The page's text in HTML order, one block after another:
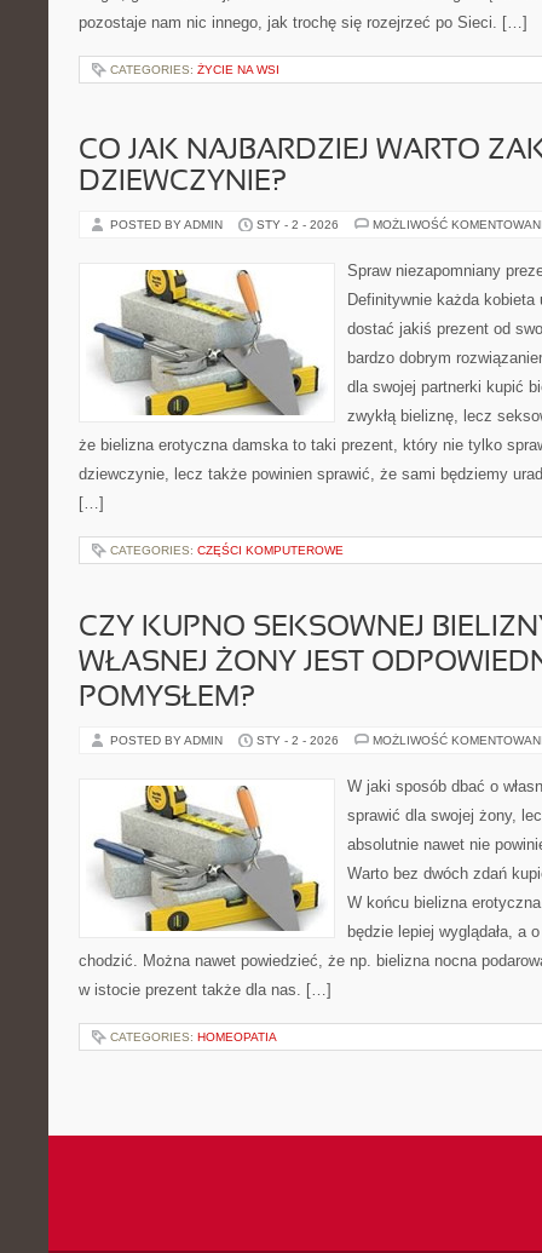
pozostaje nam nic innego, jak trochę się rozejrzeć po Sieci. […]
CATEGORIES: ŻYCIE NA WSI
CO JAK NAJBARDZIEJ WARTO
DZIEWCZYNIE?
POSTED BY ADMIN STY - 2 - 2026 MOŻLIWOŚĆ
Spraw niezapomniany
Definitywnie każda
dostać jakiś prezent od
bardzo dobrym
dla swojej partnerki kupić
zwykłą bieliznę, lecz
że bielizna erotyczna damska to taki prezent, który nie tylko
dziewczynie, lecz także powinien sprawić, że sami będziemy
[…]
CATEGORIES: CZĘŚCI KOMPUTEROWE
CZY KUPNO SEKSOWNEJ
WŁASNEJ ŻONY JEST
POMYSŁEM?
POSTED BY ADMIN STY - 2 - 2026 MOŻLIWOŚĆ
W jaki sposób dbać o
sprawić dla swojej żony,
absolutnie nawet nie
Warto bez dwóch zdań
W końcu bielizna
będzie lepiej wyglądała, a
chodzić. Można nawet powiedzieć, że np. bielizna nocna
w istocie prezent także dla nas. […]
CATEGORIES: HOMEOPATIA